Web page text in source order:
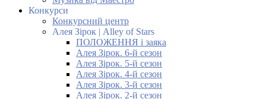
Конкурси
Конкурсний центр
Алея Зірок | Alley of Stars
ПОЛОЖЕННЯ і заяка
Алея Зірок. 6-й сезон
Алея Зірок. 5-й сезон
Алея Зірок. 4-й сезон
Алея Зірок. 3-й сезон
Алея Зірок. 2-й сезон